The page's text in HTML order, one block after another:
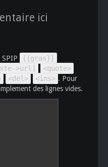
ici
SPIP
{{gras}}
>url]
<quote>
<del> <ins> . Pour
des lignes vides.